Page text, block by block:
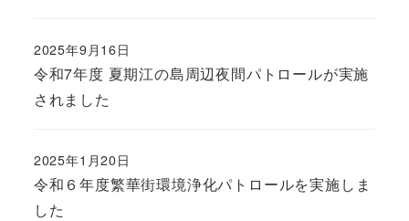
令和7年度 夏期江の島周辺夜間パトロールが実施
されました
2025年9月16日
令和６年度繁華街環境浄化パトロールを実施しま
した
2025年1月20日